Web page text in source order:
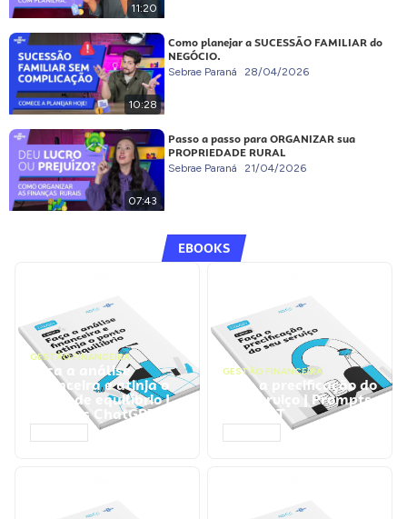
11:20
10:28
Como planejar a SUCESSÃO FAMILIAR do
NEGÓCIO.
Sebrae Paraná 28/04/2026
07:43
Passo a passo para ORGANIZAR sua
PROPRIEDADE RURAL
Sebrae Paraná 21/04/2026
EBOOKS
GESTÃO FINANCEIRA
Faça a análise
financeira e atinja o
ponto de equilíbrio |
Prompts ChatGPT
GESTÃO FINANCEIRA
Faça a precificação do
seu serviço | Prompts
ChatGPT